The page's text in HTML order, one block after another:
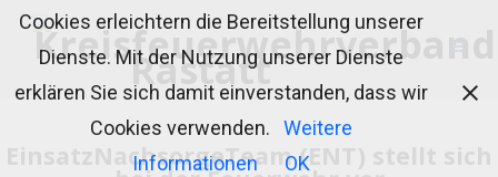
EinsatzNachsorgeTeam (ENT) stellt sich
Cookies erleichtern die Bereitstellung unserer
Dienste. Mit der Nutzung unserer Dienste
erklären Sie sich damit einverstanden, dass wir
Cookies verwenden.
Weitere
Informationen
OK